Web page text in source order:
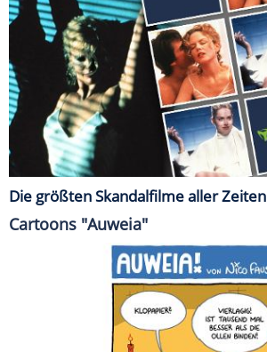
Die größten Skandalfilme aller Zeiten
Cartoons "Auweia"